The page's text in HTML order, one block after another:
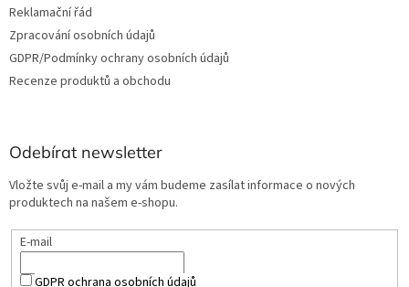
Reklamační řád
Zpracování osobních údajů
GDPR/Podmínky ochrany osobních údajů
Recenze produktů a obchodu
Odebírat newsletter
Vložte svůj e-mail a my vám budeme zasílat informace o nových
produktech na našem e-shopu.
E-mail
GDPR ochrana osobních údajů